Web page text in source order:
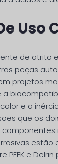
Uso
de atrito
peças
projetos
a
e a
que os
estão
PEEK e